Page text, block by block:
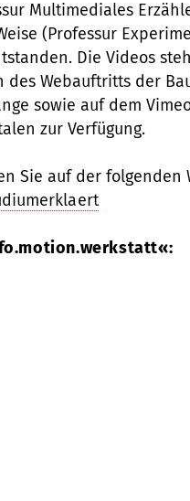
Multimediales
(Professur
Die Videos
des Webauftritts der
sowie auf dem
zur Verfügung.
Sie auf der folgenden